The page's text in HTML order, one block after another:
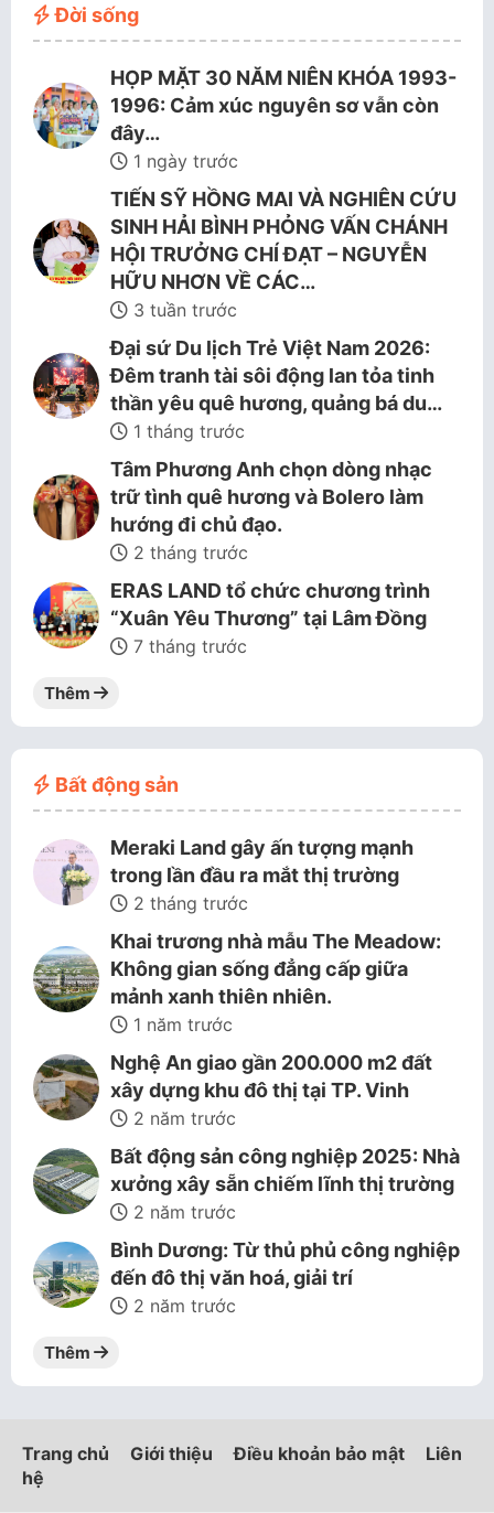
Đời sống
HỌP MẶT 30 NĂM NIÊN KHÓA 1993-
1996: Cảm xúc nguyên sơ vẫn còn
đây…
1 ngày trước
TIẾN SỸ HỒNG MAI VÀ NGHIÊN CỨU
SINH HẢI BÌNH PHỎNG VẤN CHÁNH
HỘI TRƯỞNG CHÍ ĐẠT – NGUYỄN
HỮU NHƠN VỀ CÁC…
3 tuần trước
Đại sứ Du lịch Trẻ Việt Nam 2026:
Đêm tranh tài sôi động lan tỏa tinh
thần yêu quê hương, quảng bá du…
1 tháng trước
Tâm Phương Anh chọn dòng nhạc
trữ tình quê hương và Bolero làm
hướng đi chủ đạo.
2 tháng trước
ERAS LAND tổ chức chương trình
“Xuân Yêu Thương” tại Lâm Đồng
7 tháng trước
Thêm
Bất động sản
Meraki Land gây ấn tượng mạnh
trong lần đầu ra mắt thị trường
2 tháng trước
Khai trương nhà mẫu The Meadow:
Không gian sống đẳng cấp giữa
mảnh xanh thiên nhiên.
1 năm trước
Nghệ An giao gần 200.000 m2 đất
xây dựng khu đô thị tại TP. Vinh
2 năm trước
Bất động sản công nghiệp 2025: Nhà
xưởng xây sẵn chiếm lĩnh thị trường
2 năm trước
Bình Dương: Từ thủ phủ công nghiệp
đến đô thị văn hoá, giải trí
2 năm trước
Thêm
Trang chủ Giới thiệu Điều khoản bảo mật
Liên
hệ